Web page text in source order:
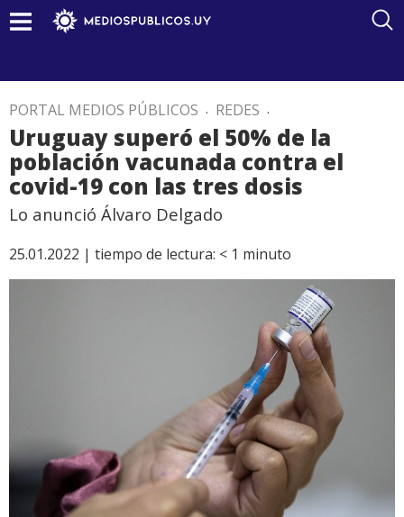
PORTAL MEDIOS PÚBLICOS . REDES .
Uruguay superó el 50% de la
población vacunada contra el
covid-19 con las tres dosis
Lo anunció Álvaro Delgado
25.01.2022 | tiempo de lectura: < 1 minuto